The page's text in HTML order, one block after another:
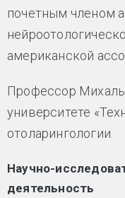
почетным членом
американской
Профессор
университете
отоларингологии.
Научно-
деятельность